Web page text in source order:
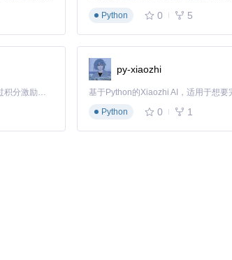
关键算法的GPU加速，预过滤步骤在GPU上的运
数据库体积减少70%；创新的内存映射技术（
能无缝扩展至多节点集群，支持百万级结构的分
Python
0 5
「源启盛夏」暑期校园开发者成长计划旨在激活校园开源力量，通过积分激励、认证扶持、资源倾斜等形式，引导高校组织和开发者完成「入驻 — 建项目 — 做贡献 — 获认证 — 得资源」的完整闭环。无论你是想带领社团入驻平台的组织者，还是希望用代码贡献证明自己的开发者，都能在这里找到属于你的成长路径。
py-xiaozhi
Python
0 1